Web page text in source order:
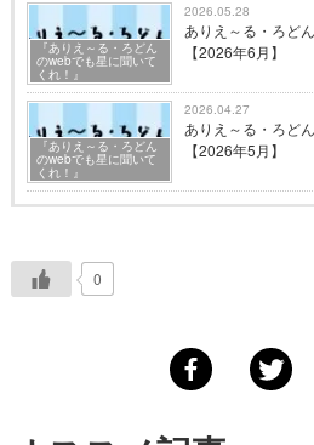
『ありえ～る・ろどん
のwebでも星に聞いて
くれ！』
2026.05.28
ありえ～る・ろど
【2026年6月】
『ありえ～る・ろどん
のwebでも星に聞いて
くれ！』
2026.04.27
ありえ～る・ろど
【2026年5月】
0